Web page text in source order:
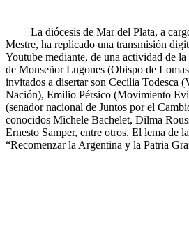
La diócesis de Mar del Plata, a
Mestre, ha replicado una transmisión
Youtube mediante, de una actividad de
de Monseñor Lugones (Obispo de
invitados a disertar son Cecilia Todesca
Nación), Emilio Pérsico (Movimiento
(senador nacional de Juntos por el
conocidos Michele Bachelet, Dilma
Ernesto Samper, entre otros. El lema de
“Recomenzar la Argentina y la Patria